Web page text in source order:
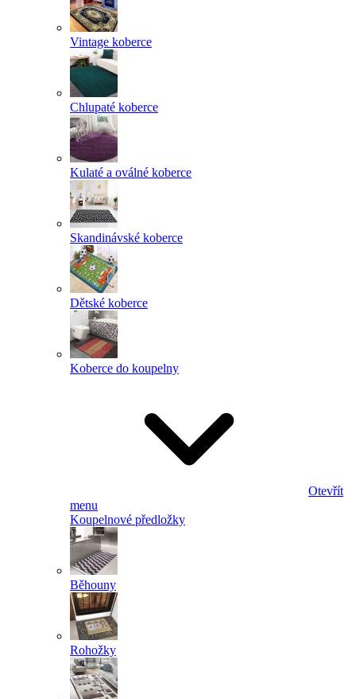
Vintage koberce
Chlupaté koberce
Kulaté a oválné koberce
Skandinávské koberce
Dětské koberce
Koberce do koupelny
Otevřít
menu
Koupelnové předložky
Běhouny
Rohožky